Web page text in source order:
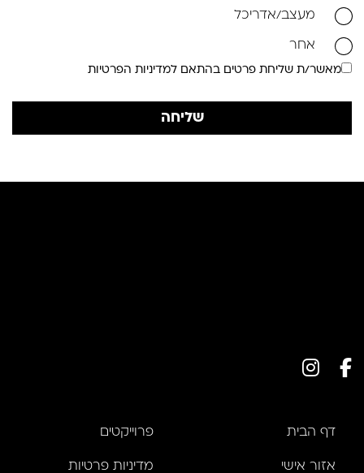
מעצב/אדריכל
אחר
מאשר/ת שליחת פרטים בהתאם למדיניות הפרטיות
שליחה
דף הבית פרוייקטים
אזור אישי מדיניות פרטיות